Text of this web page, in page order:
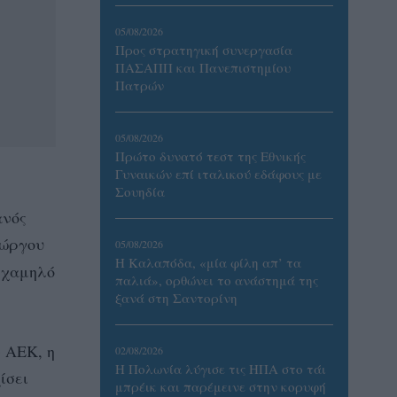
ΑΕΚ, η
05/08/2026
Προς στρατηγική συνεργασία
ΠΑΣΑΠΠ και Πανεπιστημίου
Πατρών
05/08/2026
Πρώτο δυνατό τεστ της Εθνικής
Γυναικών επί ιταλικού εδάφους με
Σουηδία
05/08/2026
Η Καλαπόδα, «μία φίλη απ’ τα
παλιά», ορθώνει το ανάστημά της
ξανά στη Σαντορίνη
02/08/2026
Η Πολωνία λύγισε τις ΗΠΑ στο τάι
μπρέικ και παρέμεινε στην κορυφή